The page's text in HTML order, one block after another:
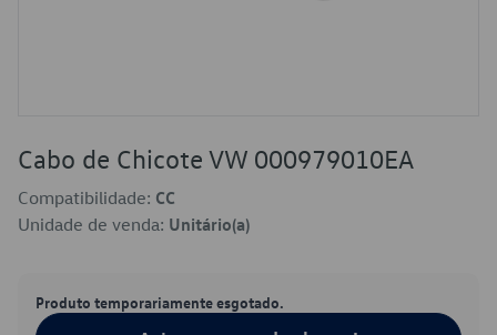
Cabo de Chicote VW 000979010EA
Compatibilidade: CC
Unidade de venda: Unitário(a)
Produto temporariamente esgotado.